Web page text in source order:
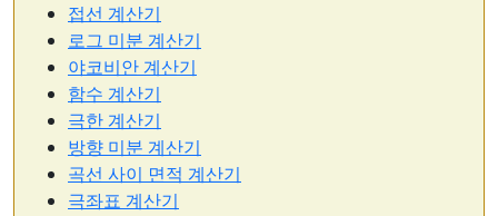
접선 계산기
로그 미분 계산기
야코비안 계산기
함수 계산기
극한 계산기
방향 미분 계산기
곡선 사이 면적 계산기
극좌표 계산기